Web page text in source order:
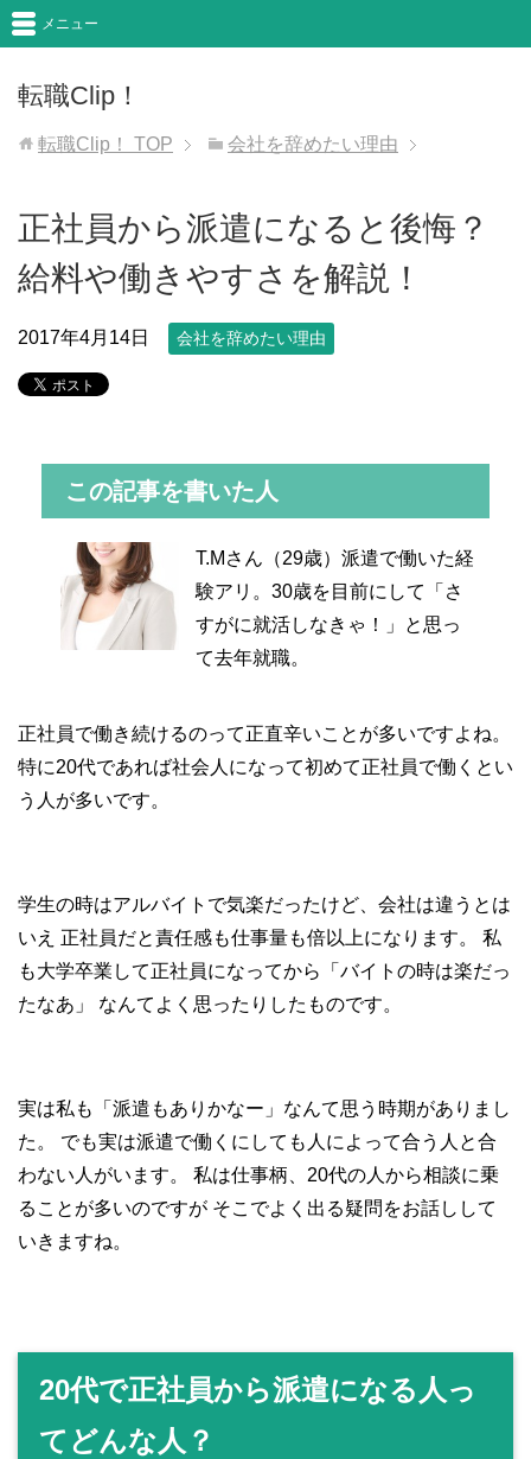
転職Clip！
メニュー
転職Clip！ TOP 会社を辞めたい理由
正社員から派遣になると後悔？
給料や働きやすさを解説！
2017年4月14日 会社を辞めたい理由
この記事を書いた人
T.Mさん（29歳）派遣で働いた経
験アリ。30歳を目前にして「さ
すがに就活しなきゃ！」と思っ
て去年就職。
正社員で働き続けるのって正直辛いことが多いですよね。
特に20代であれば社会人になって初めて正社員で働くとい
う人が多いです。
学生の時はアルバイトで気楽だったけど、会社は違うとは
いえ 正社員だと責任感も仕事量も倍以上になります。
私
も大学卒業して正社員になってから「バイトの時は楽だっ
たなあ」
なんてよく思ったりしたものです。
実は私も「派遣もありかなー」なんて思う時期がありまし
た。
でも実は派遣で働くにしても人によって合う人と合
わない人がいます。
私は仕事柄、20代の人から相談に乗
ることが多いのですが そこでよく出る疑問をお話しして
いきますね。
20代で正社員から派遣になる人っ
てどんな人？